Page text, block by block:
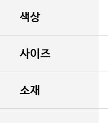
색상
사이즈
소재